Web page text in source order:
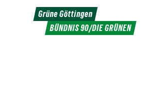
Grüne Göttingen
BÜNDNIS 90/DIE GRÜNEN